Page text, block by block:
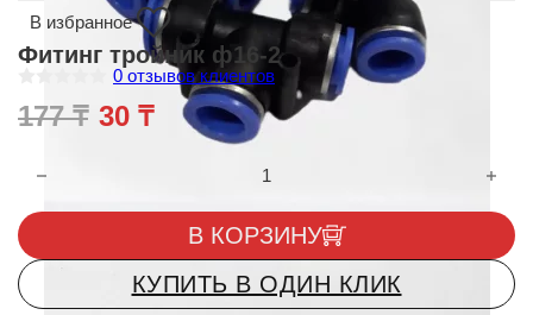
В избранное
Фитинг тройник ф16-2
ц
е
и
з
5
0 отзывов клиентов
177₸ Первоначальная цена
30 ₸Текущая цена: 30 ₸.
Количество товара Фитинг тройник ф16-2
В КОРЗИНУ
КУПИТЬ В ОДИН КЛИК